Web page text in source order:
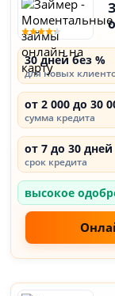
30 дней без %
для новых
от 2 000 до 30
сумма кредита
от 7 до 30 дней
срок кредита
высокое